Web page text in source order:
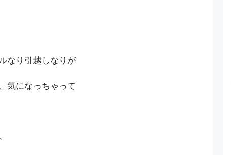
なり引越しなりが
気になっちゃって